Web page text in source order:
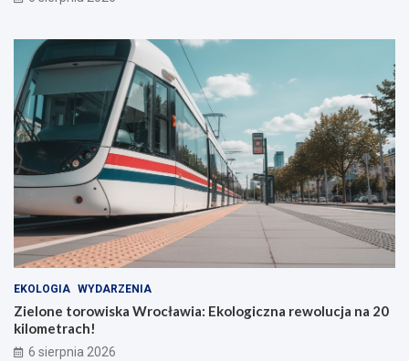
EKOLOGIA WYDARZENIA
Zielone torowiska Wrocławia: Ekologiczna rewolucja na 20
kilometrach!
6 sierpnia 2026